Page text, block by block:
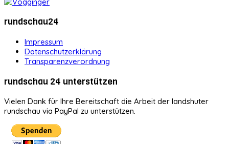
rundschau24
Impressum
Datenschutzerklärung
Transparenzverordnung
rundschau 24 unterstützen
Vielen Dank für Ihre Bereitschaft die Arbeit der landshuter
rundschau via PayPal zu unterstützen.